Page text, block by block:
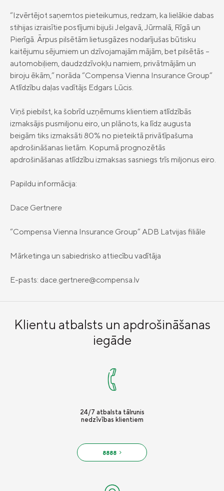
Ilgtspēja
Juridiskā informācija
Apdrošināšanas izplatītāji
Pieejamības paziņojums
Vieglā valoda
Kontakti
Karjera
“Izvērtējot saņemtos pieteikumus, redzam, ka lielākie dabas
stihijas izraisītie postījumi bijuši Jelgavā, Jūrmalā, Rīgā un
Pierīgā. Ārpus pilsētām lietusgāzes nodarījušas būtisku
kaitējumu sējumiem un dzīvojamajām mājām, bet pilsētās –
automobiļiem, daudzdzīvokļu namiem, privātmājām un
biroju ēkām,” norāda “Compensa Vienna Insurance Group”
Atlīdzību daļas vadītājs Edgars Lūcis.
Viņš piebilst, ka šobrīd uzņēmums klientiem atlīdzībās
izmaksājis pusmiljonu eiro, un plānots, ka līdz augusta
beigām tiks izmaksāti 80% no pieteiktā privātīpašuma
apdrošināšanas lietām. Kopumā prognozētās
apdrošināšanas atlīdzību izmaksas sasniegs trīs miljonus eiro.
Papildu informācija:
Dace Gertnere
“Compensa Vienna Insurance Group” ADB Latvijas filiāle
Mārketinga un sabiedrisko attiecību vadītāja
E-pasts: dace.gertnere@compensa.lv
Klientu atbalsts un apdrošināšanas
iegāde
24/7 atbalsta tālrunis
nedzīvības klientiem
8888